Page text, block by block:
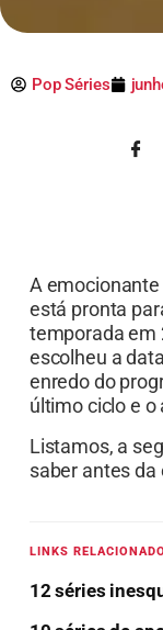
Pop Séries
A
está pronta
temporada em
escolheu a
enredo do
último ciclo e o
Listamos, a
saber antes
LINKS
12 séries